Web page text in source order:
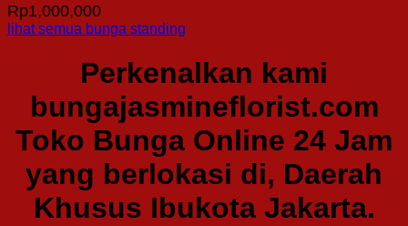
Rp1,000,000
lihat semua bunga standing
Perkenalkan kami
bungajasmineflorist.com
Toko Bunga Online 24 Jam
yang berlokasi di, Daerah
Khusus Ibukota Jakarta.